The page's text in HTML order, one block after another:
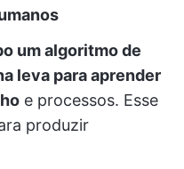
um algoritmo de
leva para aprender
e processos. Esse
produzir